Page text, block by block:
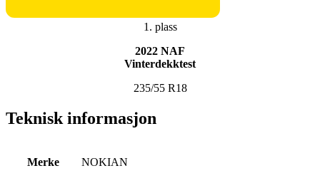
1. plass
2022 NAF
Vinterdekktest
235/55 R18
Teknisk informasjon
Merke NOKIAN